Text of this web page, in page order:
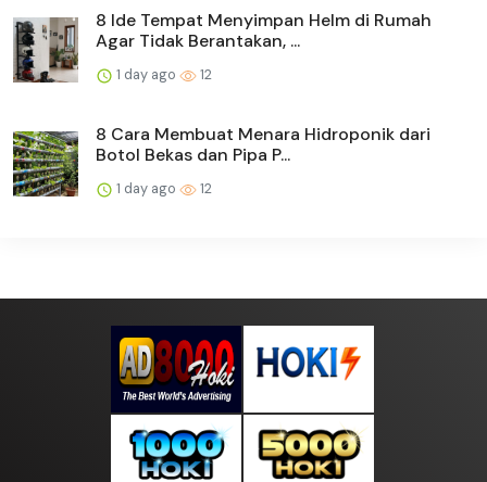
8 Ide Tempat Menyimpan Helm di Rumah
Agar Tidak Berantakan, ...
1 day ago 12
8 Cara Membuat Menara Hidroponik dari
Botol Bekas dan Pipa P...
1 day ago 12